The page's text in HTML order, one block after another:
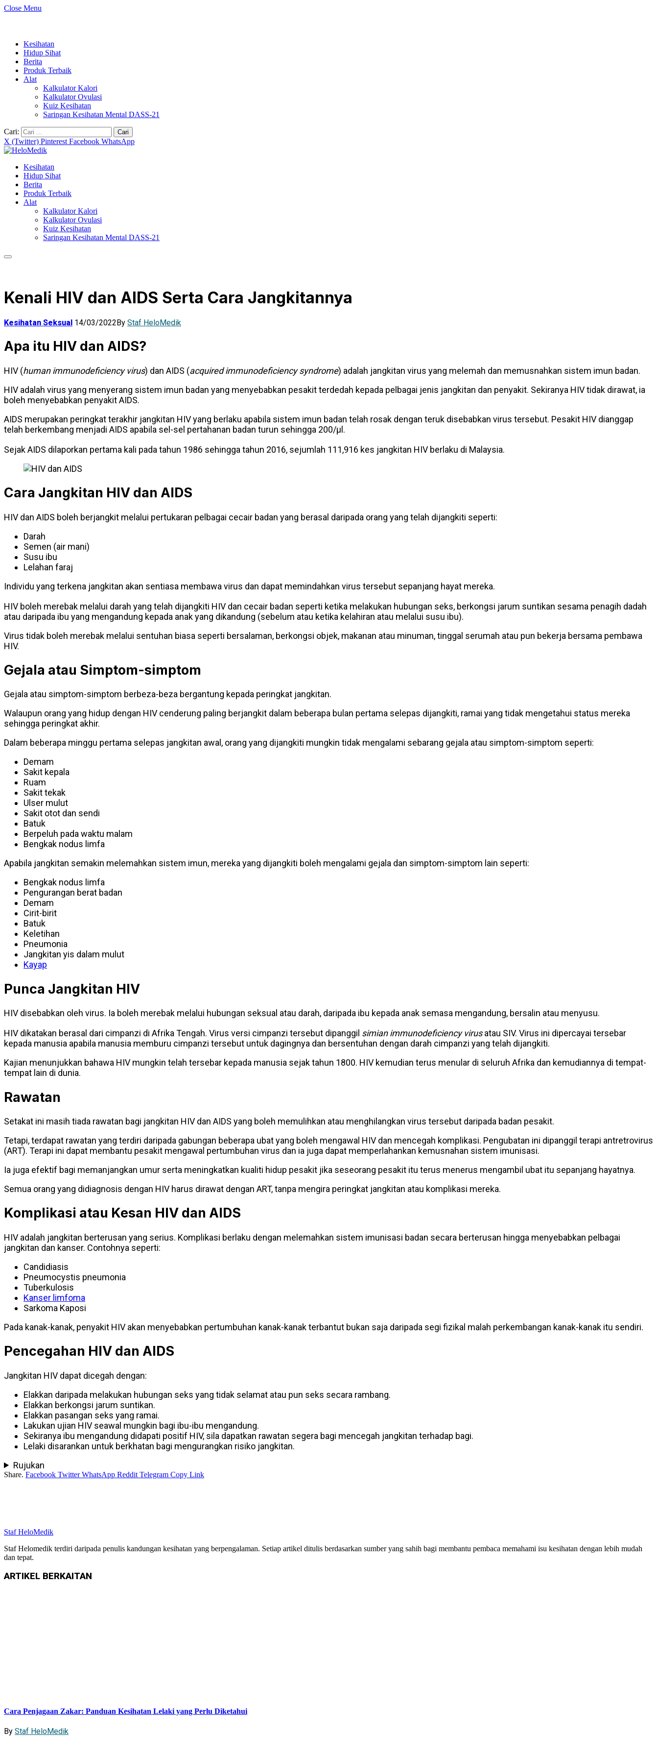
Close Menu
Kesihatan
Hidup Sihat
Berita
Produk Terbaik
Alat
Kalkulator Kalori
Kalkulator Ovulasi
Kuiz Kesihatan
Saringan Kesihatan Mental DASS-21
Cari:
X (Twitter) Pinterest Facebook WhatsApp
Kesihatan
Hidup Sihat
Berita
Produk Terbaik
Alat
Kalkulator Kalori
Kalkulator Ovulasi
Kuiz Kesihatan
Saringan Kesihatan Mental DASS-21
Kenali HIV dan AIDS Serta Cara Jangkitannya
Kesihatan Seksual 14/03/2022By Staf HeloMedik
Apa itu HIV dan AIDS?
HIV (human immunodeficiency virus) dan AIDS (acquired immunodeficiency syndrome) adalah jangkitan virus yang melemah dan memusnahkan sistem imun badan.
HIV adalah virus yang menyerang sistem imun badan yang menyebabkan pesakit terdedah kepada pelbagai jenis jangkitan dan penyakit. Sekiranya HIV tidak dirawat, ia
boleh menyebabkan penyakit AIDS.
AIDS merupakan peringkat terakhir jangkitan HIV yang berlaku apabila sistem imun badan telah rosak dengan teruk disebabkan virus tersebut. Pesakit HIV dianggap
telah berkembang menjadi AIDS apabila sel-sel pertahanan badan turun sehingga 200/µl.
Sejak AIDS dilaporkan pertama kali pada tahun 1986 sehingga tahun 2016, sejumlah 111,916 kes jangkitan HIV berlaku di Malaysia.
Cara Jangkitan HIV dan AIDS
HIV dan AIDS boleh berjangkit melalui pertukaran pelbagai cecair badan yang berasal daripada orang yang telah dijangkiti seperti:
Darah
Semen (air mani)
Susu ibu
Lelahan faraj
Individu yang terkena jangkitan akan sentiasa membawa virus dan dapat memindahkan virus tersebut sepanjang hayat mereka.
HIV boleh merebak melalui darah yang telah dijangkiti HIV dan cecair badan seperti ketika melakukan hubungan seks, berkongsi jarum suntikan sesama penagih dadah
atau daripada ibu yang mengandung kepada anak yang dikandung (sebelum atau ketika kelahiran atau melalui susu ibu).
Virus tidak boleh merebak melalui sentuhan biasa seperti bersalaman, berkongsi objek, makanan atau minuman, tinggal serumah atau pun bekerja bersama pembawa
HIV.
Gejala atau Simptom-simptom
Gejala atau simptom-simptom berbeza-beza bergantung kepada peringkat jangkitan.
Walaupun orang yang hidup dengan HIV cenderung paling berjangkit dalam beberapa bulan pertama selepas dijangkiti, ramai yang tidak mengetahui status mereka
sehingga peringkat akhir.
Dalam beberapa minggu pertama selepas jangkitan awal, orang yang dijangkiti mungkin tidak mengalami sebarang gejala atau simptom-simptom seperti:
Demam
Sakit kepala
Ruam
Sakit tekak
Ulser mulut
Sakit otot dan sendi
Batuk
Berpeluh pada waktu malam
Bengkak nodus limfa
Apabila jangkitan semakin melemahkan sistem imun, mereka yang dijangkiti boleh mengalami gejala dan simptom-simptom lain seperti:
Bengkak nodus limfa
Pengurangan berat badan
Demam
Cirit-birit
Batuk
Keletihan
Pneumonia
Jangkitan yis dalam mulut
Kayap
Punca Jangkitan HIV
HIV disebabkan oleh virus. Ia boleh merebak melalui hubungan seksual atau darah, daripada ibu kepada anak semasa mengandung, bersalin atau menyusu.
HIV dikatakan berasal dari cimpanzi di Afrika Tengah. Virus versi cimpanzi tersebut dipanggil simian immunodeficiency virusatau SIV. Virus ini dipercayai tersebar
kepada manusia apabila manusia memburu cimpanzi tersebut untuk dagingnya dan bersentuhan dengan darah cimpanzi yang telah dijangkiti.
Kajian menunjukkan bahawa HIV mungkin telah tersebar kepada manusia sejak tahun 1800. HIV kemudian terus menular di seluruh Afrika dan kemudiannya di tempat-
tempat lain di dunia.
Rawatan
Setakat ini masih tiada rawatan bagi jangkitan HIV dan AIDS yang boleh memulihkan atau menghilangkan virus tersebut daripada badan pesakit.
Tetapi, terdapat rawatan yang terdiri daripada gabungan beberapa ubat yang boleh mengawal HIV dan mencegah komplikasi. Pengubatan ini dipanggil terapi antretrovirus
(ART). Terapi ini dapat membantu pesakit mengawal pertumbuhan virus dan ia juga dapat memperlahankan kemusnahan sistem imunisasi.
Ia juga efektif bagi memanjangkan umur serta meningkatkan kualiti hidup pesakit jika seseorang pesakit itu terus menerus mengambil ubat itu sepanjang hayatnya.
Semua orang yang didiagnosis dengan HIV harus dirawat dengan ART, tanpa mengira peringkat jangkitan atau komplikasi mereka.
Komplikasi atau Kesan HIV dan AIDS
HIV adalah jangkitan berterusan yang serius. Komplikasi berlaku dengan melemahkan sistem imunisasi badan secara berterusan hingga menyebabkan pelbagai
jangkitan dan kanser. Contohnya seperti:
Candidiasis
Pneumocystis pneumonia
Tuberkulosis
Kanser limfoma
Sarkoma Kaposi
Pada kanak-kanak, penyakit HIV akan menyebabkan pertumbuhan kanak-kanak terbantut bukan saja daripada segi fizikal malah perkembangan kanak-kanak itu sendiri.
Pencegahan HIV dan AIDS
Jangkitan HIV dapat dicegah dengan:
Elakkan daripada melakukan hubungan seks yang tidak selamat atau pun seks secara rambang.
Elakkan berkongsi jarum suntikan.
Elakkan pasangan seks yang ramai.
Lakukan ujian HIV seawal mungkin bagi ibu-ibu mengandung.
Sekiranya ibu mengandung didapati positif HIV, sila dapatkan rawatan segera bagi mencegah jangkitan terhadap bagi.
Lelaki disarankan untuk berkhatan bagi mengurangkan risiko jangkitan.
Rujukan
Share. Facebook Twitter WhatsApp Reddit Telegram Copy Link
Staf HeloMedik
Staf Helomedik terdiri daripada penulis kandungan kesihatan yang berpengalaman. Setiap artikel ditulis berdasarkan sumber yang sahih bagi membantu pembaca memahami isu kesihatan dengan lebih mudah
dan tepat.
ARTIKEL BERKAITAN
Cara Penjagaan Zakar: Panduan Kesihatan Lelaki yang Perlu Diketahui
By Staf HeloMedik